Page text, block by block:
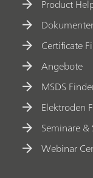
Product
Certificate
Angebote
MSDS
Elektroden
Seminare
Webinar